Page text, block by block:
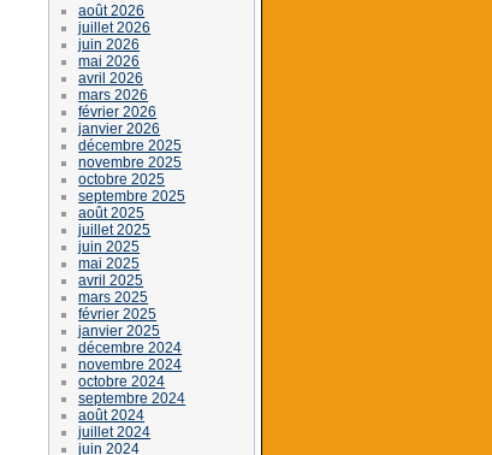
août 2026
juillet 2026
juin 2026
mai 2026
avril 2026
mars 2026
février 2026
janvier 2026
décembre 2025
novembre 2025
octobre 2025
septembre 2025
août 2025
juillet 2025
juin 2025
mai 2025
avril 2025
mars 2025
février 2025
janvier 2025
décembre 2024
novembre 2024
octobre 2024
septembre 2024
août 2024
juillet 2024
juin 2024